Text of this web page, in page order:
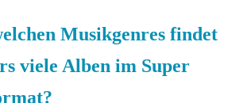
Musikgenres findet
viele Alben im Super